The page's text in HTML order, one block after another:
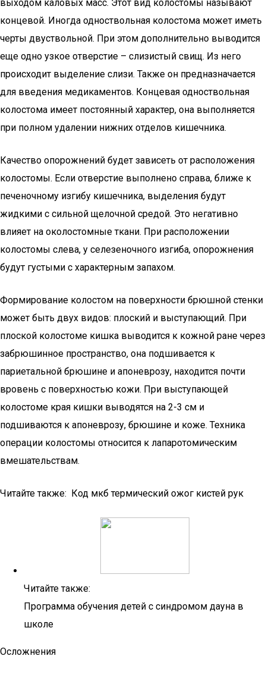
выходом каловых масс. Этот вид колостомы называют
концевой. Иногда одноствольная колостома может иметь
черты двуствольной. При этом дополнительно выводится
еще одно узкое отверстие – слизистый свищ. Из него
происходит выделение слизи. Также он предназначается
для введения медикаментов. Концевая одноствольная
колостома имеет постоянный характер, она выполняется
при полном удалении нижних отделов кишечника.
Качество опорожнений будет зависеть от расположения
колостомы. Если отверстие выполнено справа, ближе к
печеночному изгибу кишечника, выделения будут
жидкими с сильной щелочной средой. Это негативно
влияет на околостомные ткани. При расположении
колостомы слева, у селезеночного изгиба, опорожнения
будут густыми с характерным запахом.
Формирование колостом на поверхности брюшной стенки
может быть двух видов: плоский и выступающий. При
плоской колостоме кишка выводится к кожной ране через
забрюшинное пространство, она подшивается к
париетальной брюшине и апоневрозу, находится почти
вровень с поверхностью кожи. При выступающей
колостоме края кишки выводятся на 2-3 см и
подшиваются к апоневрозу, брюшине и коже. Техника
операции колостомы относится к лапаротомическим
вмешательствам.
Читайте также: Код мкб термический ожог кистей рук
Читайте также:
Программа обучения детей с синдромом дауна в
школе
Осложнения